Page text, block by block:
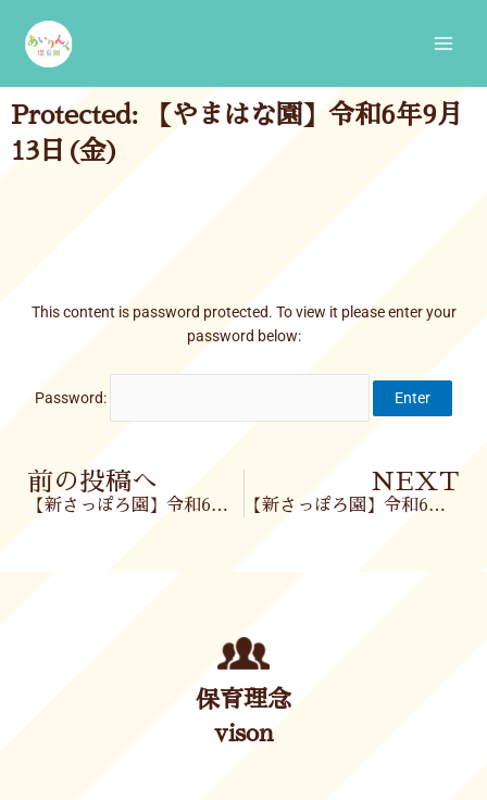
content
Protected: 【やまはな園】令和6年9月
13日(金)
This content is password protected. To view it please enter your
password below:
Password:
Prev
前の投稿へ
【新さっぽろ園】令和6年9月13日(金)
NEXT
【新さっぽろ園】令和6年9月17日（火）
保育理念
vison